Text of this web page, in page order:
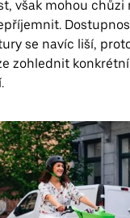
však mohou chůzi
se navíc liší,
zohlednit